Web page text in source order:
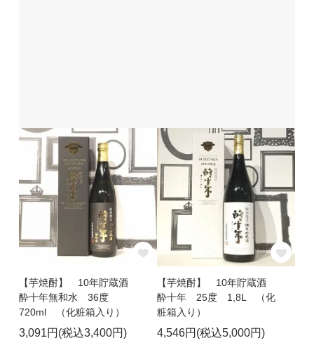
【芋焼酎】 10年貯蔵酒
酔十年無和水 36度
720ml （化粧箱入り）
3,091円(税込3,400円)
【芋焼酎】 10年貯蔵酒
酔十年 25度 1,8L （化
粧箱入り）
4,546円(税込5,000円)